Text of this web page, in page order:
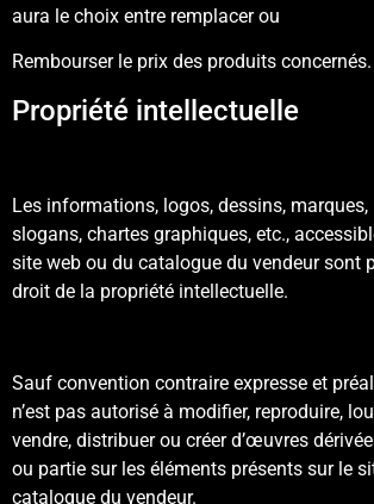
aura le choix entre remplacer ou
Rembourser le prix des produits concernés.
Propriété intellectuelle
Les informations, logos, dessins, marques,
slogans, chartes graphiques, etc.,
site web ou du catalogue du vendeur sont
droit de la propriété intellectuelle.
Sauf convention contraire expresse et
n’est pas autorisé à modifier, reproduire,
vendre, distribuer ou créer d’œuvres
ou partie sur les éléments présents sur le
catalogue du vendeur.